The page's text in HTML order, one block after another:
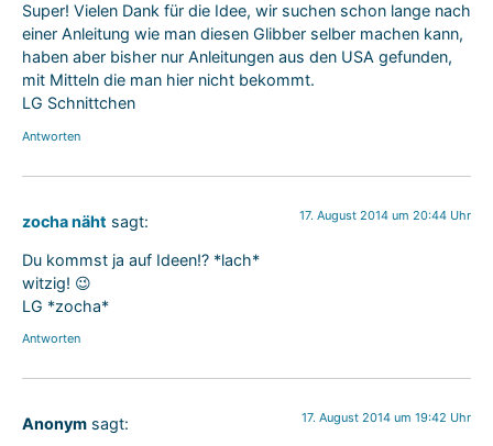
Super! Vielen Dank für die Idee, wir suchen schon lange nach
einer Anleitung wie man diesen Glibber selber machen kann,
haben aber bisher nur Anleitungen aus den USA gefunden,
mit Mitteln die man hier nicht bekommt.
LG Schnittchen
Antworten
zocha näht sagt: 17. August 2014 um 20:44 Uhr
Du kommst ja auf Ideen!? *lach*
witzig! 😉
LG *zocha*
Antworten
Anonym sagt: 17. August 2014 um 19:42 Uhr